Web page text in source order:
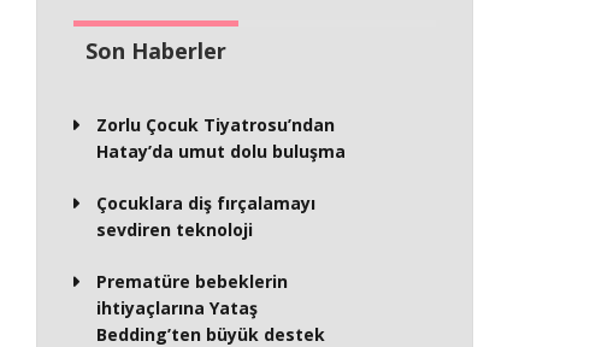
Son Haberler
Zorlu Çocuk Tiyatrosu’ndan
Hatay’da umut dolu buluşma
Çocuklara diş fırçalamayı
sevdiren teknoloji
Prematüre bebeklerin
ihtiyaçlarına Yataş
Bedding’ten büyük destek